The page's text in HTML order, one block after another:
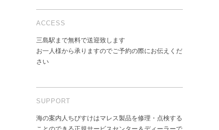
ACCESS
三島駅まで無料で送迎致します
お一人様から承りますのでご予約の際にお伝えくだ
さい
SUPPORT
海の案内人ちびすけはマレス製品を修理・点検する